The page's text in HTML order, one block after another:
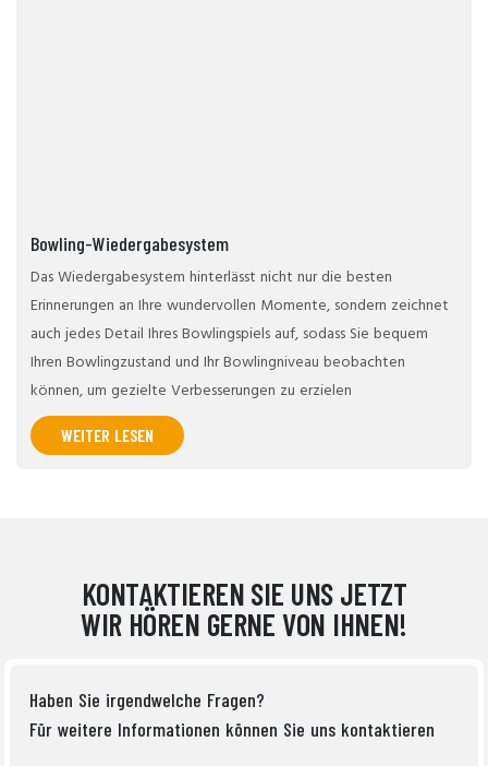
Bowling-Wiedergabesystem
Das Wiedergabesystem hinterlässt nicht nur die besten
Erinnerungen an Ihre wundervollen Momente, sondern zeichnet
auch jedes Detail Ihres Bowlingspiels auf, sodass Sie bequem
Ihren Bowlingzustand und Ihr Bowlingniveau beobachten
können, um gezielte Verbesserungen zu erzielen
WEITER LESEN
KONTAKTIEREN SIE UNS JETZT
WIR HÖREN GERNE VON IHNEN!
Haben Sie irgendwelche Fragen?
Für weitere Informationen können Sie uns kontaktieren